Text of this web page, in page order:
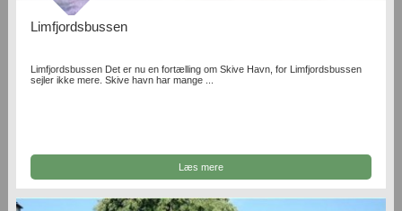
Limfjordsbussen
Limfjordsbussen Det er nu en fortælling om Skive Havn, for Limfjordsbussen
sejler ikke mere. Skive havn har mange ...
Læs mere